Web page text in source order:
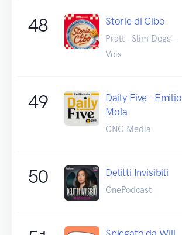
48 Storie di Cibo
Pratt - Slim Dogs -
Vois
49
Daily Five - Emilio
Mola
CNC Media
50 Delitti Invisibili
OnePodcast